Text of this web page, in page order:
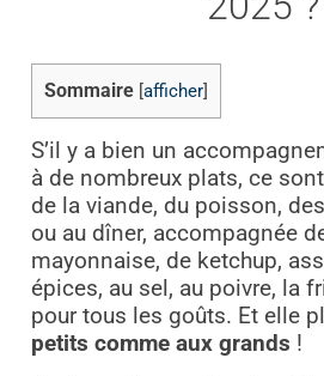
Sommaire afficher]
S’il y a bien un
à de nombreux plats, ce
de la viande, du poisson,
ou au dîner, accompagnée
mayonnaise, de ketchup,
épices, au sel, au poivre, la
pour tous les goûts. Et elle
petits comme aux grands !